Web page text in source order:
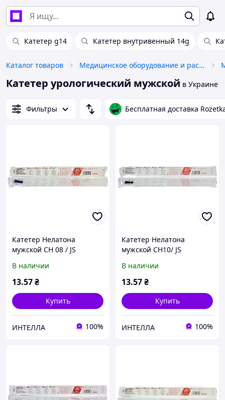
Катетер g14 Катетер внутривенный 14g
Каталог товаров Медицинское оборудование и расходные материалы
Катетер урологический мужской в Украине
Фильтры Бесплатная доставка
Катетер Нелатона
мужской CH 08 / JS
В наличии
13.57₴
Купить
ИНТЕЛЛА 100%
Катетер Нелатона
мужской CH10/ JS
В наличии
13.57₴
Купить
ИНТЕЛЛА 100%